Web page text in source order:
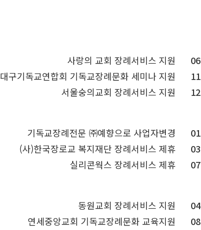
사랑의 교회 장례서비스 지원
06
대구기독교연합회 기독교장례문화 세미나 지원
11
서울숭의교회 장례서비스 지원
12
기독교장례전문 ㈜예향으로 사업자변경
01
(사)한국장로교 복지재단 장례서비스 제휴
03
실리콘웍스 장례서비스 제휴
07
동원교회 장례서비스 지원
04
연세중앙교회 기독교장례문화 교육지원
08